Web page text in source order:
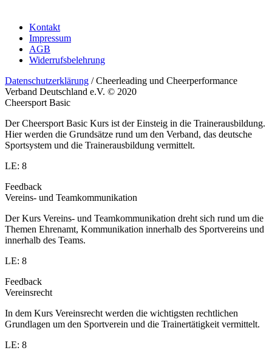
Kontakt
Impressum
AGB
Widerrufsbelehrung
Datenschutzerklärung / Cheerleading und Cheerperformance
Verband Deutschland e.V. © 2020
Cheersport Basic
Der Cheersport Basic Kurs ist der Einsteig in die Trainerausbildung.
Hier werden die Grundsätze rund um den Verband, das deutsche
Sportsystem und die Trainerausbildung vermittelt.
LE: 8
Feedback
Vereins- und Teamkommunikation
Der Kurs Vereins- und Teamkommunikation dreht sich rund um die
Themen Ehrenamt, Kommunikation innerhalb des Sportvereins und
innerhalb des Teams.
LE: 8
Feedback
Vereinsrecht
In dem Kurs Vereinsrecht werden die wichtigsten rechtlichen
Grundlagen um den Sportverein und die Trainertätigkeit vermittelt.
LE: 8